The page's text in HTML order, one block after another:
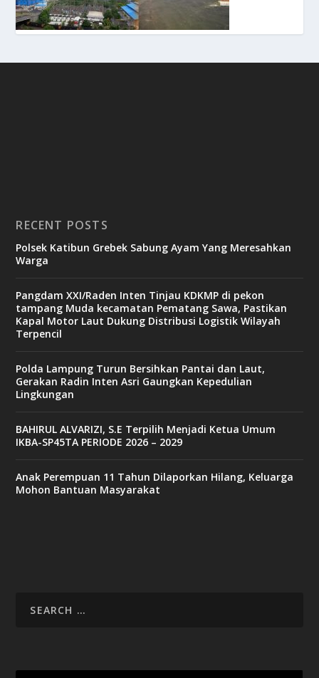
RECENT POSTS
Polsek Katibun Grebek Sabung Ayam Yang Meresahkan
Warga
Pangdam XXI/Raden Inten Tinjau KDKMP di pekon
tampang Muda kecamatan Pematang Sawa, Pastikan
Kapal Motor Laut Dukung Distribusi Logistik Wilayah
Terpencil
Polda Lampung Turun Bersihkan Pantai dan Laut,
Gerakan Radin Inten Asri Gaungkan Kepedulian
Lingkungan
BAHIRUL ALVARIZI, S.E Terpilih Menjadi Ketua Umum
IKBA-SP45TA PERIODE 2026 – 2029
Anak Perempuan 11 Tahun Dilaporkan Hilang, Keluarga
Mohon Bantuan Masyarakat